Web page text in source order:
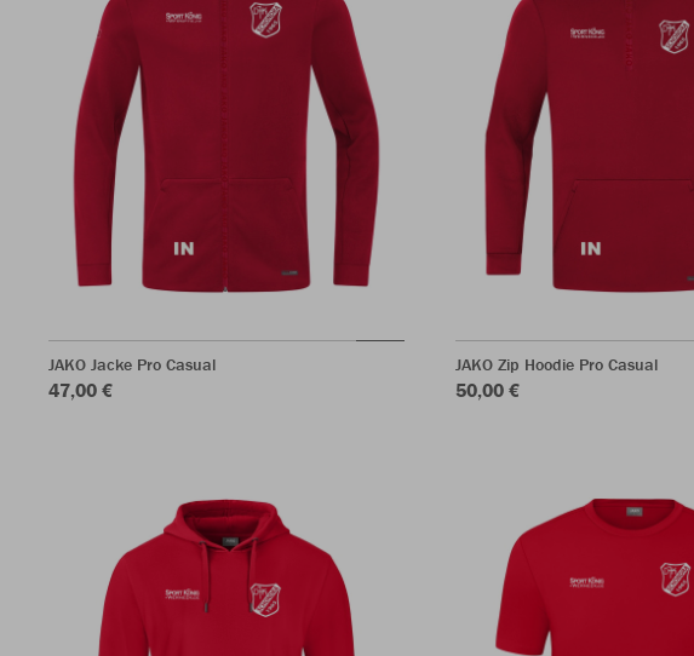
JAKO Jacke Pro Casual
47,00 €
JAKO Zip Hoodie Pro Casual
50,00 €